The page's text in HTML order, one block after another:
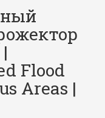
Flood
Areas |